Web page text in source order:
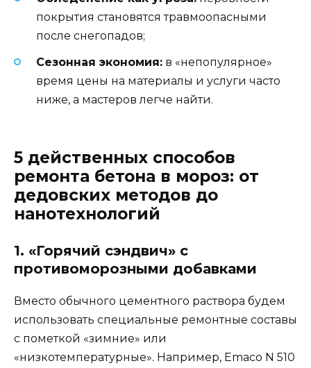
покрытия становятся травмоопасными
после снегопадов;
Сезонная экономия: в «непопулярное»
время цены на материалы и услуги часто
ниже, а мастеров легче найти.
5 действенных способов
ремонта бетона в мороз: от
дедовских методов до
нанотехнологий
1. «Горячий сэндвич» с
противоморозными добавками
Вместо обычного цементного раствора будем
использовать специальные ремонтные составы
с пометкой «зимние» или
«низкотемпературные». Например, Emaco N 510